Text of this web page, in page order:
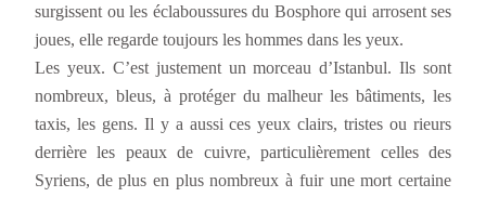
surgissent ou les éclaboussures du Bosphore qui arrosent ses
joues, elle regarde toujours les hommes dans les yeux.
Les yeux. C’est justement un morceau d’Istanbul. Ils sont
nombreux, bleus, à protéger du malheur les bâtiments, les
taxis, les gens. Il y a aussi ces yeux clairs, tristes ou rieurs
derrière les peaux de cuivre, particulièrement celles des
Syriens, de plus en plus nombreux à fuir une mort certaine